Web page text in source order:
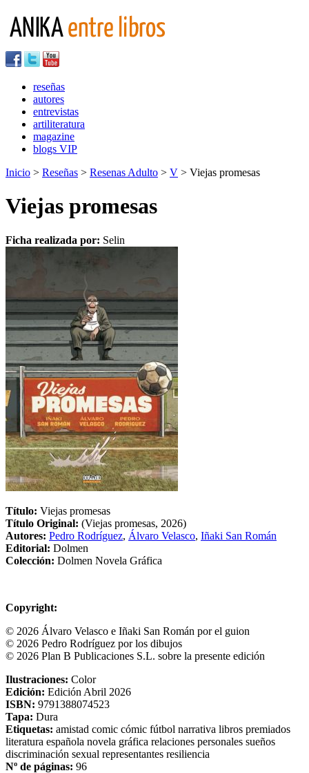
reseñas
autores
entrevistas
artiliteratura
magazine
blogs VIP
Inicio > Reseñas > Resenas Adulto > V > Viejas promesas
Viejas promesas
Ficha realizada por: Selin
Título: Viejas promesas
Título Original: (Viejas promesas, 2026)
Autores: Pedro Rodríguez, Álvaro Velasco, Iñaki San Román
Editorial: Dolmen
Colección: Dolmen Novela Gráfica
Copyright:
© 2026 Álvaro Velasco e Iñaki San Román por el guion
© 2026 Pedro Rodríguez por los dibujos
© 2026 Plan B Publicaciones S.L. sobre la presente edición
Ilustraciones: Color
Edición: Edición Abril 2026
ISBN: 9791388074523
Tapa: Dura
Etiquetas: amistad comic cómic fútbol narrativa libros premiados
literatura española novela gráfica relaciones personales sueños
discriminación sexual representantes resiliencia
Nº de páginas: 96